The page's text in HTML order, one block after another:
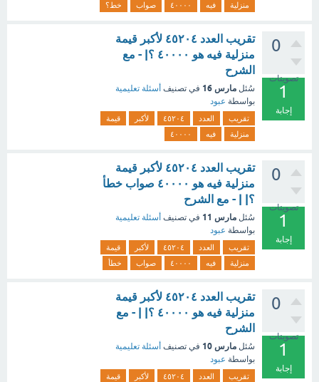
منزلية
فيه ٤٠٠٠٠ صواب خط؟
0
تصويتات
1
إجابة
تقريب العدد ٤٥٢٠٤ لأكبر قيمة
منزلية فيه هو ٤٠٠٠٠ ؟| - مع
الشرح
سُئل مارس 16 في تصنيف أسئلة تعليمية
بواسطة عبود
تقريب العدد ٤٥٢٠٤ لأكبر
قيمة
منزلية
فيه ٤٠٠٠٠
0
تصويتات
1
إجابة
تقريب العدد ٤٥٢٠٤ لأكبر قيمة
منزلية فيه هو ٤٠٠٠٠ صواب خطأ
؟| | - مع الشرح
سُئل مارس 11 في تصنيف أسئلة تعليمية
بواسطة عبود
تقريب العدد ٤٥٢٠٤ لأكبر
قيمة
منزلية
فيه ٤٠٠٠٠ صواب خطأ
0
تصويتات
1
إجابة
تقريب العدد ٤٥٢٠٤ لأكبر قيمة
منزلية فيه هو ٤٠٠٠٠ ؟| | - مع
الشرح
سُئل مارس 10 في تصنيف أسئلة تعليمية
بواسطة عبود
تقريب العدد ٤٥٢٠٤ لأكبر
قيمة